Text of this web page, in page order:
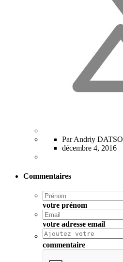
Par Andriy DATSO
décembre 4, 2016
Commentaires
votre prénom
votre adresse email
commentaire